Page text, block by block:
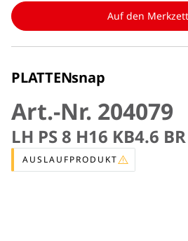
Auf den
PLATTENsnap
Art.-Nr. 204079
LH PS 8 H16 KB4.6
AUSLAUFPRODUKT